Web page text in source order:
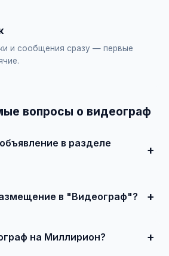
и сообщения сразу — первые
вопросы о видеограф
в разделе
Первые объявления —
в "Видеограф"?
всего от 500 ₽ в месяц.
на Миллирион?